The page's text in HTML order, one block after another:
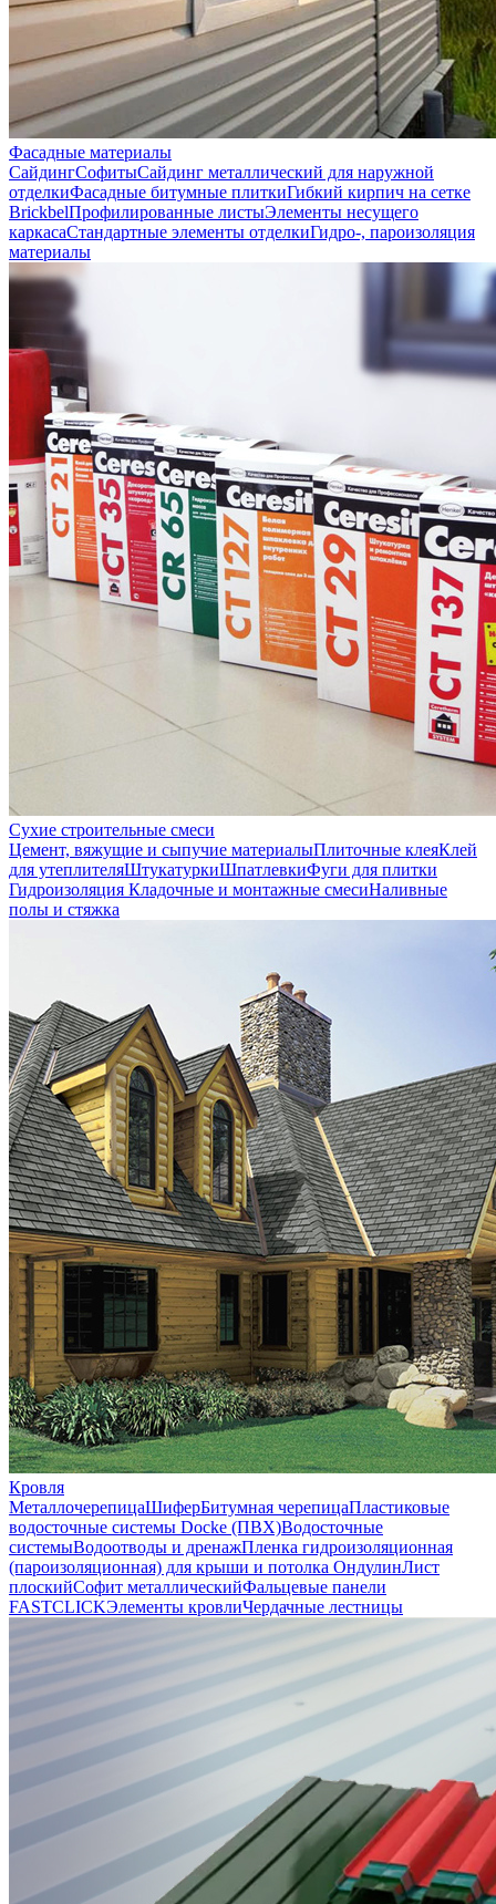
Фасадные материалы
СайдингСофитыСайдинг металлический для наружной
отделкиФасадные битумные плиткиГибкий кирпич на сетке
BrickbelПрофилированные листыЭлементы несущего
каркасаСтандартные элементы отделкиГидро-, пароизоляция
материалы
Сухие строительные смеси
Цемент, вяжущие и сыпучие материалыПлиточные клеяКлей
для утеплителяШтукатуркиШпатлевкиФуги для плитки
Гидроизоляция Кладочные и монтажные смесиНаливные
полы и стяжка
Кровля
МеталлочерепицаШиферБитумная черепицаПластиковые
водосточные системы Docke (ПВХ)Водосточные
системыВодоотводы и дренажПленка гидроизоляционная
(пароизоляционная) для крыши и потолка ОндулинЛист
плоскийСофит металлическийФальцевые панели
FASTCLICKЭлементы кровлиЧердачные лестницы